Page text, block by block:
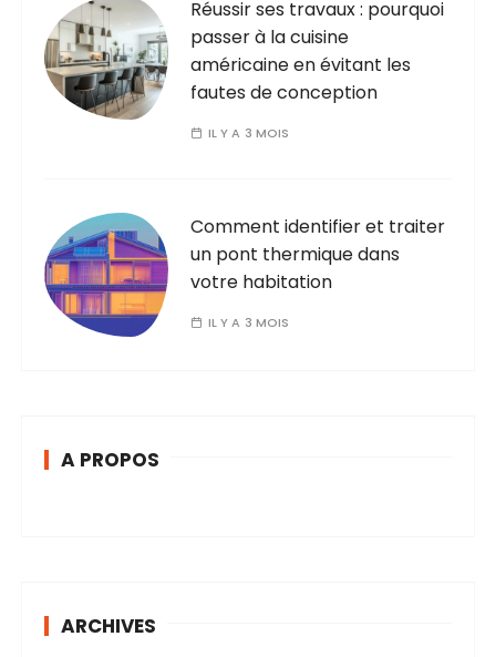
Réussir ses travaux : pourquoi
passer à la cuisine
américaine en évitant les
fautes de conception
IL Y A 3 MOIS
Comment identifier et traiter
un pont thermique dans
votre habitation
IL Y A 3 MOIS
A PROPOS
ARCHIVES